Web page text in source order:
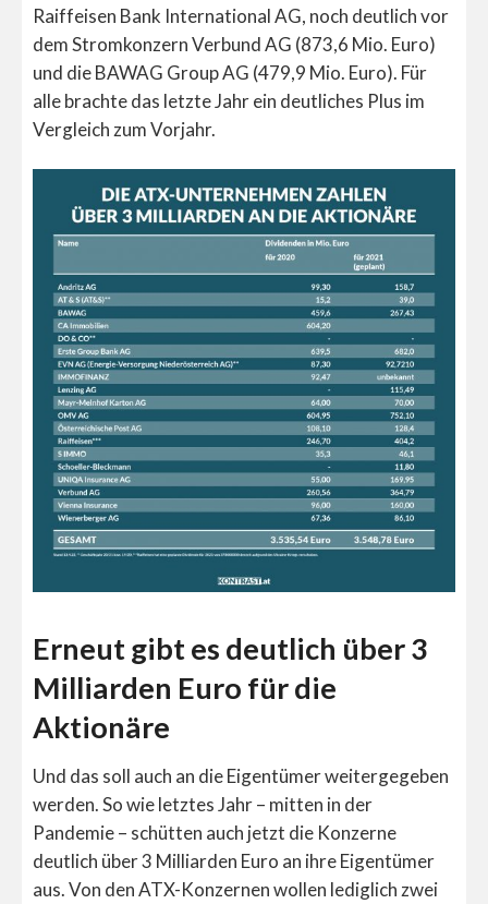
Raiffeisen Bank International AG, noch deutlich vor
dem Stromkonzern Verbund AG (873,6 Mio. Euro)
und die BAWAG Group AG (479,9 Mio. Euro). Für
alle brachte das letzte Jahr ein deutliches Plus im
Vergleich zum Vorjahr.
Erneut gibt es deutlich über 3
Milliarden Euro für die
Aktionäre
Und das soll auch an die Eigentümer weitergegeben
werden. So wie letztes Jahr – mitten in der
Pandemie – schütten auch jetzt die Konzerne
deutlich über 3 Milliarden Euro an ihre Eigentümer
aus. Von den ATX-Konzernen wollen lediglich zwei